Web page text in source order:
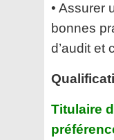
• Assurer
bonnes
d’audit et
Titulaire